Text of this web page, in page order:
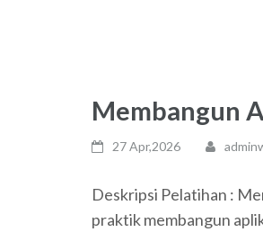
Membangun
27 Apr,2026
Deskripsi Pelatihan :
praktik membangun